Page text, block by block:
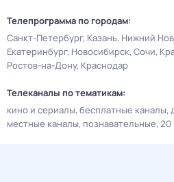
Телепрограмма по городам:
Санкт-Петербург Казань Нижний
Екатеринбург Новосибирск Сочи
Ростов-на-Дону Краснодар
Телеканалы по тематикам:
кино и сериалы бесплатные каналы
местные каналы познавательные 20